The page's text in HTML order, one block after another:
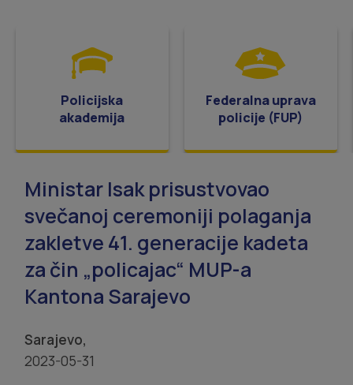
Policijska
akademija
Federalna uprava
policije (FUP)
Ministar Isak prisustvovao
svečanoj ceremoniji polaganja
zakletve 41. generacije kadeta
za čin „policajac“ MUP-a
Kantona Sarajevo
Sarajevo,
2023-05-31